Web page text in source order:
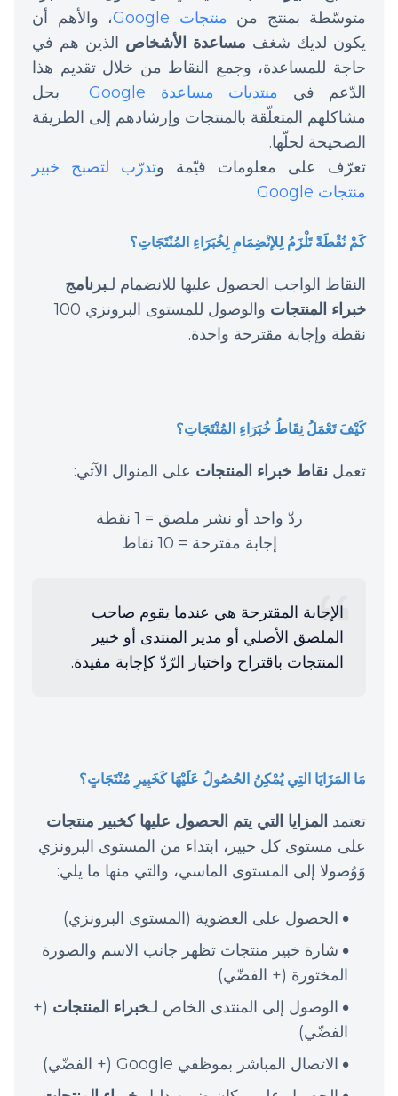
متوسّطة بمنتج من منتجات Google
، والأهم أن
يكون لديك شغف مساعدة الأشخاص الذين هم في
حاجة للمساعدة، وجمع النقاط من خلال تقديم هذا
الدّعم في منتديات مساعدة Google
بحل
مشاكلهم المتعلّقة بالمنتجات وإرشادهم إلى الطريقة
الصحيحة لحلّها.
تعرّف على معلومات قيّمة وتدرّب لتصبح خبير
منتجات Google
كَمْ نُقْطَةً تَلْزَمُ لِلإنْضِمَامِ لِخُبَرَاءِ المُنْتَجَاتِ؟
النقاط الواجب الحصول عليها للانضمام لـبرنامج
خبراء المنتجات
والوصول للمستوى البرونزي 100
نقطة وإجابة مقترحة واحدة.
كَيْفَ تَعْمَلُ نِقَاطُ خُبَرَاءِ المُنْتَجَاتِ؟
تعمل نقاط خبراء المنتجات على المنوال الآتي:
ردّ واحد أو نشر ملصق = 1 نقطة
إجابة مقترحة = 10 نقاط
الإجابة المقترحة هي عندما يقوم صاحب
الملصق الأصلي أو مدير المنتدى أو خبير
المنتجات باقتراح واختيار الرّدّ كإجابة مفيدة.
مَا المَزَايَا التِي يُمْكِنُ الحُصُولُ عَلَيْهَا كَخَبِيرِ مُنْتَجَاتٍ؟
تعتمد المزايا التي يتم الحصول عليها كخبير منتجات
على مستوى كل خبير، ابتداء من المستوى البرونزي
وَوُصولا إلى المستوى الماسي، والتي منها ما يلي:
الحصول على العضوية (المستوى البرونزي)
شارة خبير منتجات تظهر جانب الاسم والصورة
المختورة (+ الفضّي)
الوصول إلى المنتدى الخاص لـخبراء المنتجات (+
الفضّي)
الاتصال المباشر بموظفي Google (+ الفضّي)